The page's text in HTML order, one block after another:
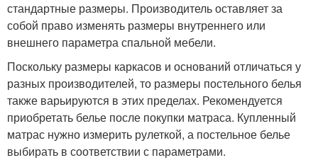
стандартные размеры. Производитель оставляет за
собой право изменять размеры внутреннего или
внешнего параметра спальной мебели.
Поскольку размеры каркасов и оснований отличаться у
разных производителей, то размеры постельного белья
также варьируются в этих пределах. Рекомендуется
приобретать белье после покупки матраса. Купленный
матрас нужно измерить рулеткой, а постельное белье
выбирать в соответствии с параметрами.